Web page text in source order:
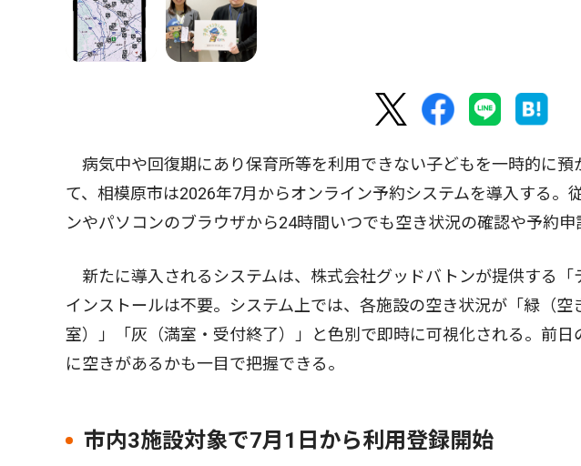
病気中や回復期にあり保育所等を利用できない子どもを一時的に預
て、相模原市は2026年7月からオンライン予約システムを導入する。
ンやパソコンのブラウザから24時間いつでも空き状況の確認や予約申
新たに導入されるシステムは、株式会社グッドバトンが提供する「
インストールは不要。システム上では、各施設の空き状況が「緑（
室）」「灰（満室・受付終了）」と色別で即時に可視化される。前日
に空きがあるかも一目で把握できる。
市内3施設対象で7月1日から利用登録開始